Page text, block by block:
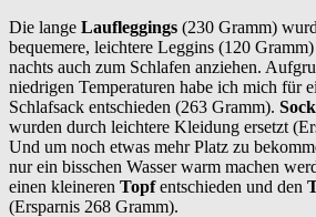
Die lange Laufleggings (230 Gramm)
bequemere, leichtere Leggins (120
nachts auch zum Schlafen anziehen.
niedrigen Temperaturen habe ich mich für
Schlafsack entschieden (263 Gramm).
wurden durch leichtere Kleidung ersetzt
Und um noch etwas mehr Platz zu
nur ein bisschen Wasser warm machen
einen kleineren Topfentschieden und den
(Ersparnis 268 Gramm).